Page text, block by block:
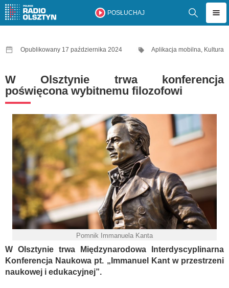
POSŁUCHAJ
Opublikowany 17 października 2024 Aplikacja mobilna, Kultura
W Olsztynie trwa konferencja
poświęcona wybitnemu filozofowi
Pomnik Immanuela Kanta
W Olsztynie trwa Międzynarodowa Interdyscyplinarna
Konferencja Naukowa pt. „Immanuel Kant w przestrzeni
naukowej i edukacyjnej”.